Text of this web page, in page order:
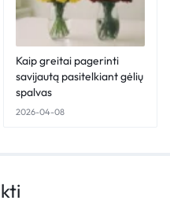
Kaip greitai pagerinti
savijautą pasitelkiant gėlių
spalvas
2026-04-08